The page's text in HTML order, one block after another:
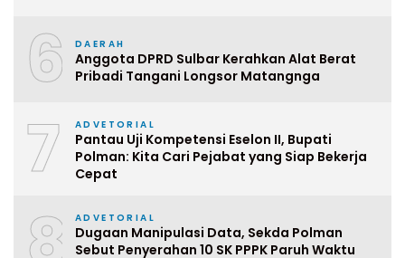
6 DAERAH
Anggota DPRD Sulbar Kerahkan Alat Berat
Pribadi Tangani Longsor Matangnga
7 ADVETORIAL
Pantau Uji Kompetensi Eselon II, Bupati
Polman: Kita Cari Pejabat yang Siap Bekerja
Cepat
ADVETORIAL
Dugaan Manipulasi Data, Sekda Polman
Sebut Penyerahan 10 SK PPPK Paruh Waktu